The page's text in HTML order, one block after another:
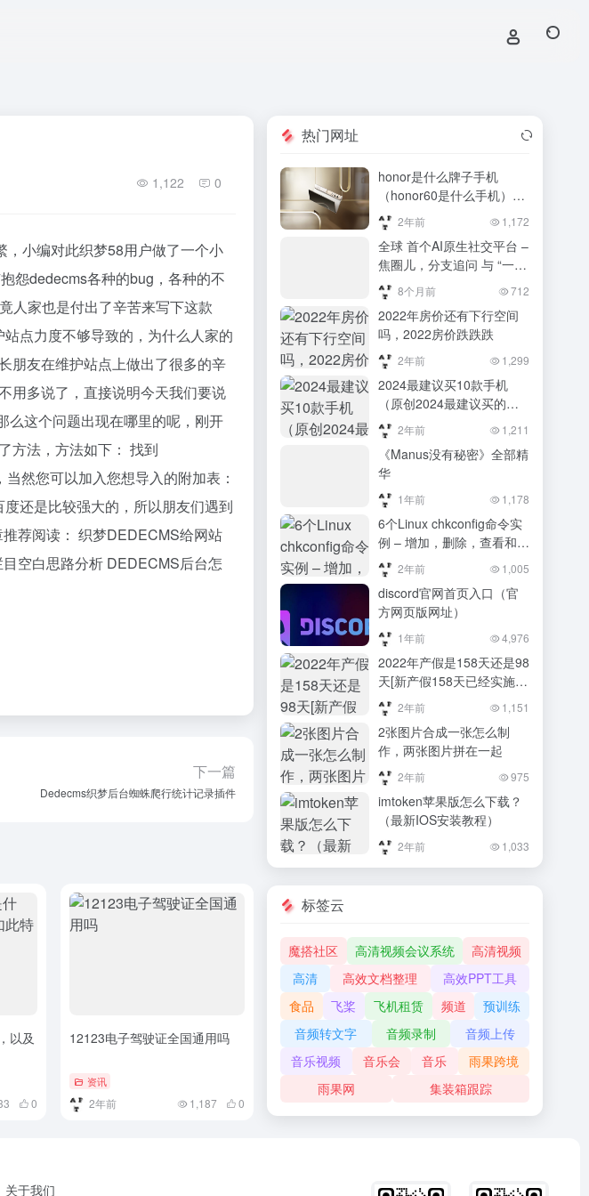
1,122 0
小编对此织梦58用户做了一个小
怨dedecms各种的bug，各种的不
人家也是付出了辛苦来写下这款
点力度不够导致的，为什么人家的
朋友在维护站点上做出了很多的辛
用多说了，直接说明今天我们要说
么这个问题出现在哪里的呢，刚开
方法，方法如下： 找到
然您可以加入您想导入的附加表：
还是比较强大的，所以朋友们遇到
荐阅读： 织梦DEDECMS给网站
空白思路分析 DEDECMS后台怎
下一篇
Dedecms织梦后台蜘蛛爬行统计记录插件
以及
0
12123电子驾驶证全国通用吗
资讯
2年前 1,187 0
热门网址
honor是什么牌子手机
（honor60是什么手机）
honor60是什么手机
2年前 1,172
全球 首个AI原生社交平台 –
焦圈儿，分支追问 与 “一键
复刻” 两大核心功能
8个月前 712
2022年房价还有下行空间
吗，2022房价跌跌跌
2年前 1,299
2024最建议买10款手机
（原创2024最建议买的手
机：这4款大屏配置，系统
流畅，体验感拉满）原创
2024最建议买的手机：这4
款大屏配置，系统流畅，体
验感拉满
2年前 1,211
《Manus没有秘密》全部精
华
1年前 1,178
6个Linux chkconfig命令实
例 – 增加，删除，查看和修
改services的自动启动选项
2年前 1,005
discord官网首页入口（官
方网页版网址）
1年前 4,976
2022年产假是158天还是98
天[新产假158天已经实施了
吗] 2年前 1,151
2张图片合成一张怎么制
作，两张图片拼在一起
2年前 975
imtoken苹果版怎么下载？
（最新IOS安装教程）
2年前 1,033
标签云
魔搭社区 高清视频会议系统
高清视频
高清
高效文档整理
高效PPT工具
食品
飞桨 飞机租赁 频道
预训练
音频转文字
音频录制
音频上传
音乐视频
音乐会 音乐
雨果跨境
雨果网
集装箱跟踪
关于我们